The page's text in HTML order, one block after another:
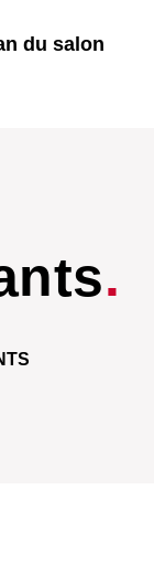
du salon
.